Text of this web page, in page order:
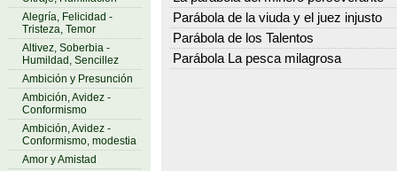
Alegría, Felicidad -
Tristeza, Temor
Altivez, Soberbia -
Humildad, Sencillez
Ambición y Presunción
Ambición, Avidez -
Conformismo
Ambición, Avidez -
Conformismo, modestia
Amor y Amistad
Parábola de la viuda y el juez injusto
Parábola de los Talentos
Parábola La pesca milagrosa